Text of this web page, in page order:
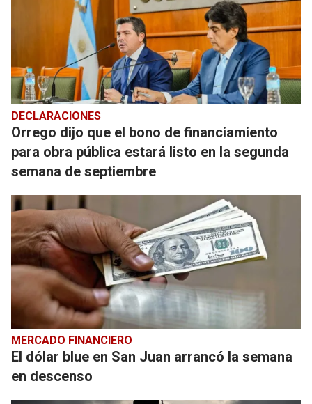
DECLARACIONES
Orrego dijo que el bono de financiamiento
para obra pública estará listo en la segunda
semana de septiembre
MERCADO FINANCIERO
El dólar blue en San Juan arrancó la semana
en descenso